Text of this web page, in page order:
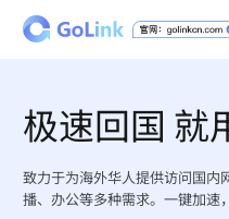
极速回国 就
致力于为海外华人提供访问国内
播、办公等多种需求。一键加速